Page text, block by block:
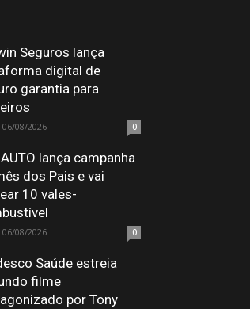
Seguros lança
digital de
garantia para
06/08/2026 0
lança campanha
dos Pais e vai
10 vales-
06/08/2026 0
Saúde estreia
filme
por Tony